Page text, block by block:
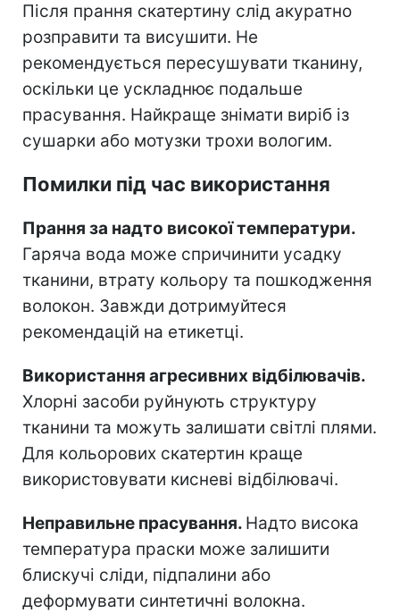
Після прання скатертину слід акуратно
розправити та висушити. Не
рекомендується пересушувати тканину,
оскільки це ускладнює подальше
прасування. Найкраще знімати виріб із
сушарки або мотузки трохи вологим.
Помилки під час використання
Прання за надто високої температури.
Гаряча вода може спричинити усадку
тканини, втрату кольору та пошкодження
волокон. Завжди дотримуйтеся
рекомендацій на етикетці.
Використання агресивних відбілювачів.
Хлорні засоби руйнують структуру
тканини та можуть залишати світлі плями.
Для кольорових скатертин краще
використовувати кисневі відбілювачі.
Неправильне прасування. Надто висока
температура праски може залишити
блискучі сліди, підпалини або
деформувати синтетичні волокна.